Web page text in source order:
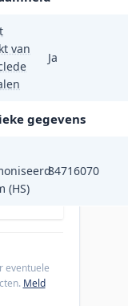
van
Ja
gegevens
(HS)
84716070
eventuele
Meld